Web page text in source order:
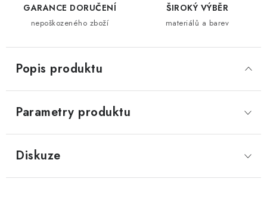
GARANCE DORUČENÍ
nepoškozeného zboží
ŠIROKÝ VÝBĚR
materiálů a barev
Popis produktu
Parametry produktu
Diskuze